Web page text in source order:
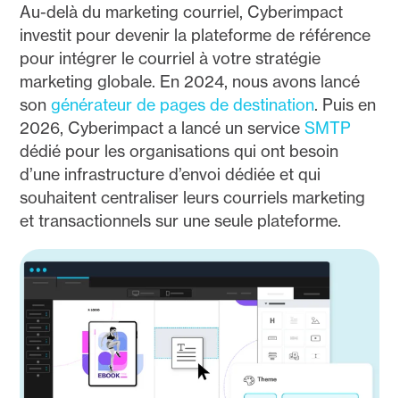
Au-delà du marketing courriel, Cyberimpact
investit pour devenir la plateforme de référence
pour intégrer le courriel à votre stratégie
marketing globale. En 2024, nous avons lancé
songénérateur de pages de destination. Puis en
2026, Cyberimpact a lancé un serviceSMTP
dédié pour les organisations qui ont besoin
d’une infrastructure d’envoi dédiée et qui
souhaitent centraliser leurs courriels marketing
et transactionnels sur une seule plateforme.